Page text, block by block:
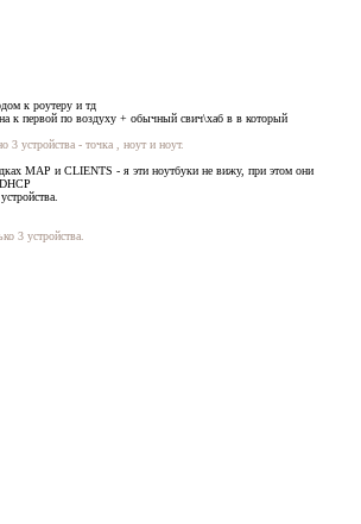
к роутеру и тд
к первой по воздуху + обычный свич\хаб в в который
3 устройства - точка , ноут и ноут.
MAP и CLIENTS - я эти ноутбуки не вижу, при этом они
3 устройства.